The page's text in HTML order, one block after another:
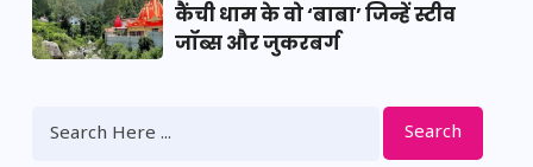
कैंची धाम के वो ‘बाबा’ जिन्हें स्टीव
जॉब्स और जुकरबर्ग
Search